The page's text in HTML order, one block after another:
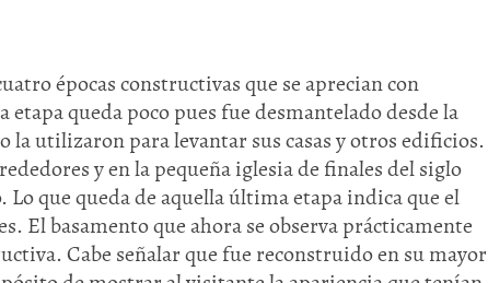
épocas constructivas que se aprecian con
queda poco pues fue desmantelado desde la
la utilizaron para levantar sus casas y otros edificios.
y en la pequeña iglesia de finales del siglo
que queda de aquella última etapa indica que el
El basamento que ahora se observa prácticamente
Cabe señalar que fue reconstruido en su mayor